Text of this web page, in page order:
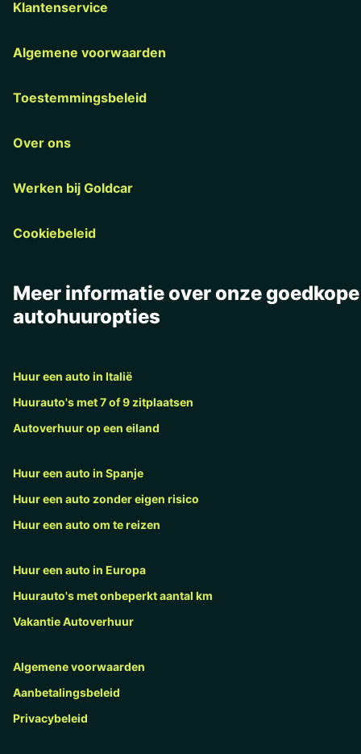
Klantenservice
Algemene voorwaarden
Toestemmingsbeleid
Over ons
Werken bij Goldcar
Cookiebeleid
Meer informatie over onze goedkope
autohuuropties
Huur een auto in Italië
Huurauto's met 7 of 9 zitplaatsen
Autoverhuur op een eiland
Huur een auto in Spanje
Huur een auto zonder eigen risico
Huur een auto om te reizen
Huur een auto in Europa
Huurauto's met onbeperkt aantal km
Vakantie Autoverhuur
Algemene voorwaarden
Aanbetalingsbeleid
Privacybeleid